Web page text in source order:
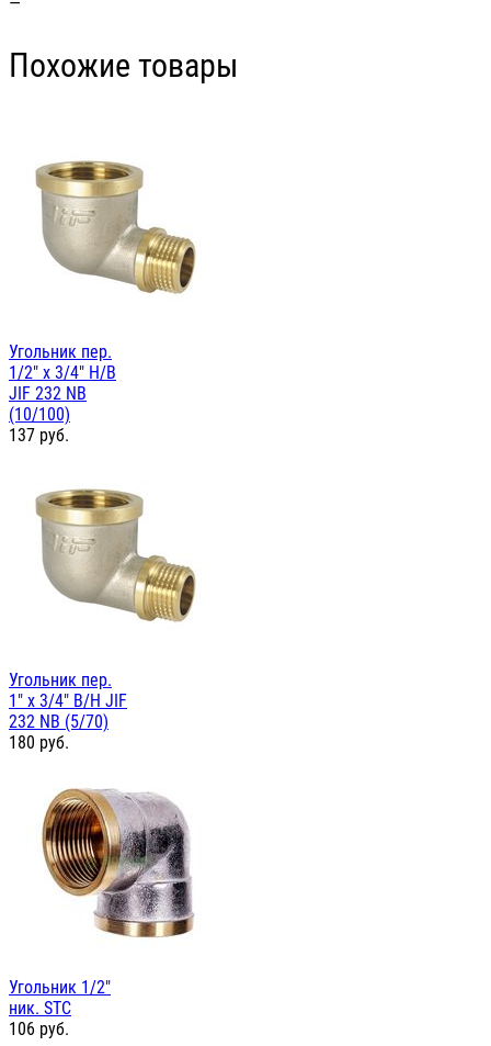
Похожие товары
Угольник пер.
1/2" х 3/4" Н/В
JIF 232 NB
(10/100)
137 руб.
Угольник пер.
1" х 3/4" В/Н JIF
232 NB (5/70)
180 руб.
Угольник 1/2"
ник. STC
106 руб.